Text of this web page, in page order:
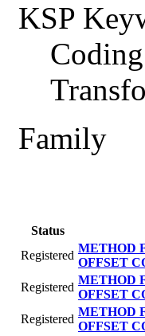
KSP
Family
Status
Registered
METHOD
OFFSET
Registered
METHOD
OFFSET
Registered
METHOD
OFFSET